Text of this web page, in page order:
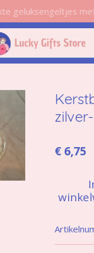
geluksengeltjes
€ 6,75